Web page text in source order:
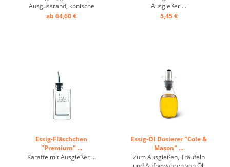
Ausgussrand, konische
Form, Ölausgießer ...
ab 64,60 €
Ausgießer ...
5,45 €
Essig-Fläschchen
"Premium" ...
Karaffe mit Ausgießer ...
Essig-Öl Dosierer "Cole &
Mason" ...
Zum Ausgießen, Träufeln